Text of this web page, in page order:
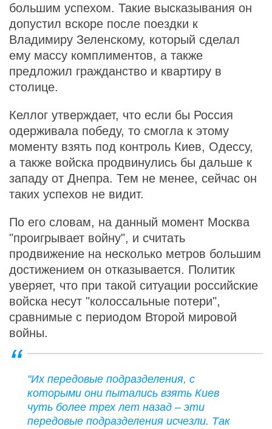
большим успехом. Такие высказывания он
допустил вскоре после поездки к
Владимиру Зеленскому, который сделал
ему массу комплиментов, а также
предложил гражданство и квартиру в
столице.
Келлог утверждает, что если бы Россия
одерживала победу, то смогла к этому
моменту взять под контроль Киев, Одессу,
а также войска продвинулись бы дальше к
западу от Днепра. Тем не менее, сейчас он
таких успехов не видит.
По его словам, на данный момент Москва
"проигрывает войну", и считать
продвижение на несколько метров большим
достижением он отказывается. Политик
уверяет, что при такой ситуации российские
войска несут "колоссальные потери",
сравнимые с периодом Второй мировой
войны.
"Их передовые подразделения, с
которыми они пытались взять Киев
чуть более трех лет назад – эти
передовые подразделения исчезли. Так